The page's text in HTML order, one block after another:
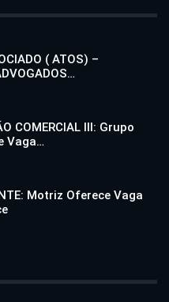
( ATOS) –
COMERCIAL III: Grupo
Vaga…
Motriz Oferece Vaga